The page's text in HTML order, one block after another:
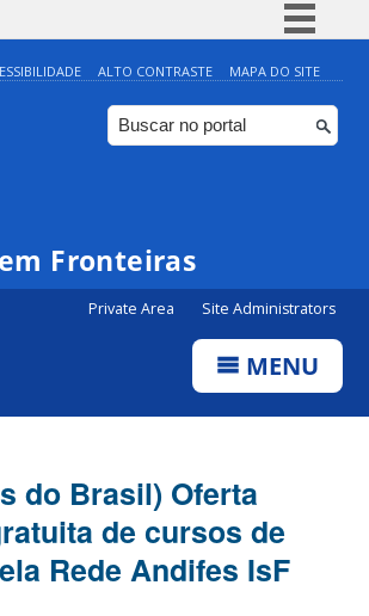
Simplifique!
Comunica BR
Participe
Canais
ALTO CONTRASTE MAPA DO SITE
Fronteiras
Private Area Site Administrators
MENU
do Brasil) Oferta
de cursos de
Rede Andifes IsF